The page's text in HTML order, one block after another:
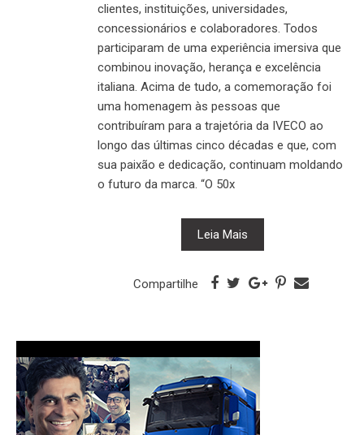
clientes, instituições, universidades,
concessionários e colaboradores. Todos
participaram de uma experiência imersiva que
combinou inovação, herança e excelência
italiana. Acima de tudo, a comemoração foi
uma homenagem às pessoas que
contribuíram para a trajetória da IVECO ao
longo das últimas cinco décadas e que, com
sua paixão e dedicação, continuam moldando
o futuro da marca. “O 50x
Leia Mais
Compartilhe